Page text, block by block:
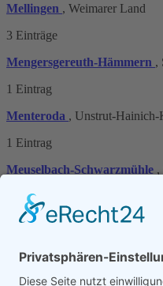
Mellingen , Weimarer Land
3 Einträge
Mengersgereuth-Hämmern ,
1 Eintrag
Menteroda , Unstrut-Hainich-
1 Eintrag
Meuselbach-Schwarzmühle ,
Seite:
Ortsverzeichnisse in unseren
Ortsverzeichnis Deutschland
Ortsverzeichnis Brandenburg
Ortsverzeichnis Bayern